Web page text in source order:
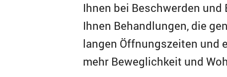
Ihnen bei Beschwerden
Ihnen Behandlungen, die
langen Öffnungszeiten und
mehr Beweglichkeit und